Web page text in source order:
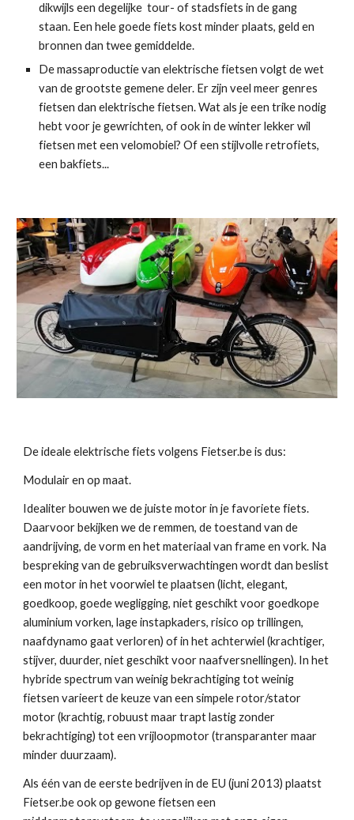
dikwijls een degelijke  tour- of stadsfiets in de gang
staan. Een hele goede fiets kost minder plaats, geld en
bronnen dan twee gemiddelde.
De massaproductie van elektrische fietsen volgt de wet
van de grootste gemene deler. Er zijn veel meer genres
fietsen dan elektrische fietsen. Wat als je een trike nodig
hebt voor je gewrichten, of ook in de winter lekker wil
fietsen met een velomobiel? Of een stijlvolle retrofiets,
een bakfiets...
De ideale elektrische fiets volgens Fietser.be is dus:
Modulair en op maat.
Idealiter bouwen we de juiste motor in je favoriete fiets.
Daarvoor bekijken we de remmen, de toestand van de
aandrijving, de vorm en het materiaal van frame en vork. Na
bespreking van de gebruiksverwachtingen wordt dan beslist
een motor in het voorwiel te plaatsen (licht, elegant,
goedkoop, goede wegligging, niet geschikt voor goedkope
aluminium vorken, lage instapkaders, risico op trillingen,
naafdynamo gaat verloren) of in het achterwiel (krachtiger,
stijver, duurder, niet geschikt voor naafversnellingen). In het
hybride spectrum van weinig bekrachtiging tot weinig
fietsen varieert de keuze van een simpele rotor/stator
motor (krachtig, robuust maar trapt lastig zonder
bekrachtiging) tot een vrijloopmotor (transparanter maar
minder duurzaam).
Als één van de eerste bedrijven in de EU (juni 2013) plaatst
Fietser.be ook op gewone fietsen een